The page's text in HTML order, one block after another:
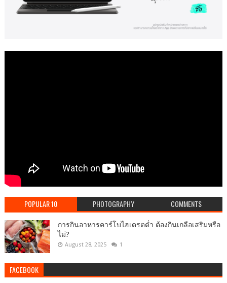
POPULAR 10 PHOTOGRAPHY COMMENTS
การกินอาหารคาร์โบไฮเดรตต่ำ ต้องกินเกลือเสริมหรือ
ไม่?
August 28, 2025 1
FACEBOOK